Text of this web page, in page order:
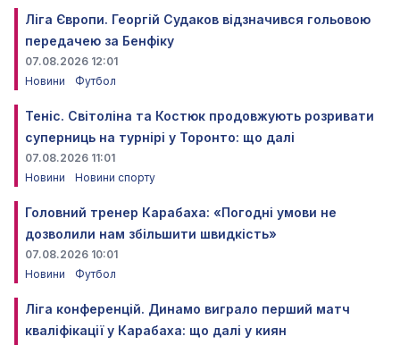
Ліга Європи. Георгій Судаков відзначився гольовою
передачею за Бенфіку
07.08.2026 12:01
Новини
Футбол
Теніс. Світоліна та Костюк продовжують розривати
суперниць на турнірі у Торонто: що далі
07.08.2026 11:01
Новини
Новини спорту
Головний тренер Карабаха: «Погодні умови не
дозволили нам збільшити швидкість»
07.08.2026 10:01
Новини
Футбол
Ліга конференцій. Динамо виграло перший матч
кваліфікації у Карабаха: що далі у киян